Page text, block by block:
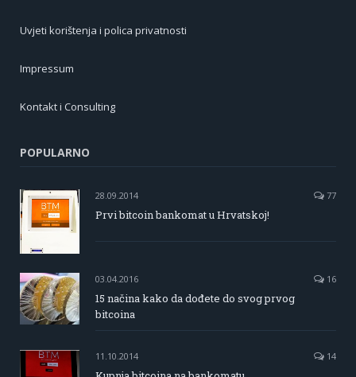
Uvjeti korištenja i polica privatnosti
Impressum
Kontakt i Consulting
POPULARNO
28.09.2014 77
Prvi bitcoin bankomat u Hrvatskoj!
03.04.2016 16
15 načina kako da dođete do svog prvog
bitcoina
11.10.2014 14